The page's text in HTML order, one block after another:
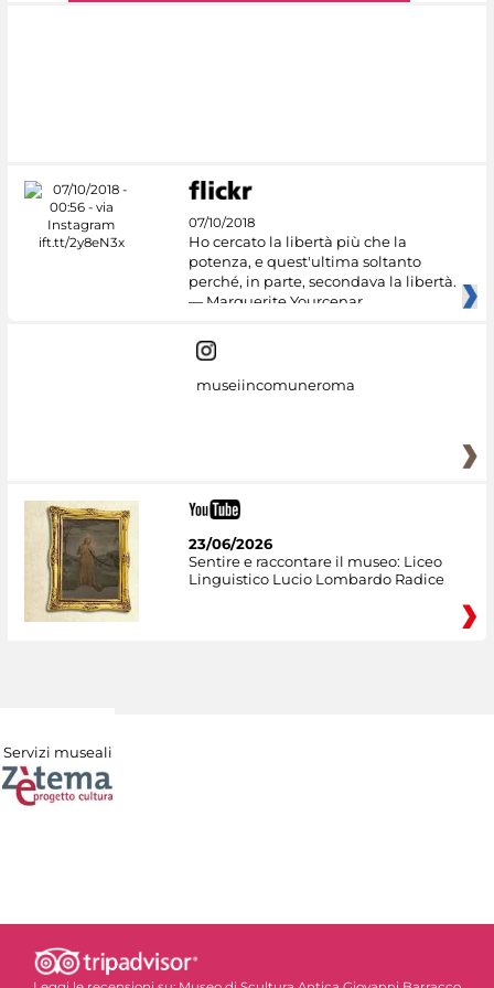
07/10/2018
Ho cercato la libertà più che la
potenza, e quest'ultima soltanto
perché, in parte, secondava la libertà.
— Marguerite Yourcenar
museiincomuneroma
23/06/2026
Sentire e raccontare il museo: Liceo
Linguistico Lucio Lombardo Radice
Servizi museali